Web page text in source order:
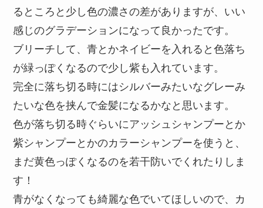
るところと少し色の濃さの差がありますが、いい
感じのグラデーションになって良かったです。
ブリーチして、青とかネイビーを入れると色落ち
が緑っぽくなるので少し紫も入れています。
完全に落ち切る時にはシルバーみたいなグレーみ
たいな色を挟んで金髪になるかなと思います。
色が落ち切る時ぐらいにアッシュシャンプーとか
紫シャンプーとかのカラーシャンプーを使うと、
まだ黄色っぽくなるのを若干防いでくれたりしま
す！
青がなくなっても綺麗な色でいてほしいので、カ